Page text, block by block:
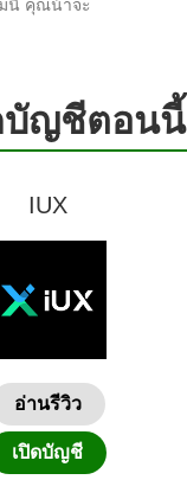
นี้ คุณน้าจะ
บัญชีตอนนี้
IUX
อ่านรีวิว
เปิดบัญชี